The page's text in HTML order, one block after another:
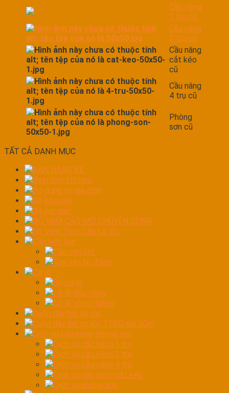
Cầu nâng
1 trụ cũ
Cầu nâng
2 trụ cũ
Cầu nâng
cắt kéo
cũ
Cầu nâng
4 trụ cũ
Phòng
sơn cũ
TẤT CẢ DANH MỤC
BÀN NÁNG XE
Bình tích khí nén
Bộ dụng cụ gia đình
Bộ kéo nắn
Bộ lục giác
BỘ VAM CẢO MỞ CHUYÊN DỤNG
Bộ Vam Tháo Lắp Lò Xo
Cần xiết lực
Cần cân lực
Tay vặn tự động
Cờ lê
Bộ cờ lê
cờ lê đầu vòng
Cờ lê vòng miệng
Cuộn dây hơi tự rút
Cuộn dây hơi tự rút TEKO dài 20m
Dịch vụ cầu nâng-phòng sơn
Dịch vụ cầu nâng 1 trụ
Dịch vụ cầu nâng 2 trụ
Dịch vụ cầu nâng 4 trụ
Dịch vụ cầu nâng cắt kéo
Dịch vụ phòng sơn